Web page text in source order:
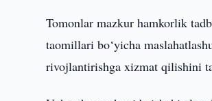
Tomonlar mazkur hamkorlik
taomillari bo‘yicha
rivojlantirishga xizmat qilishini